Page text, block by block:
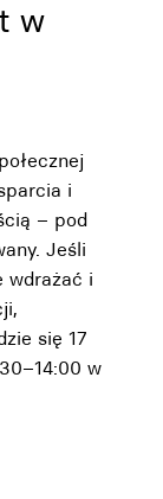
w
i
– pod
Jeśli
wdrażać i
się 17
w